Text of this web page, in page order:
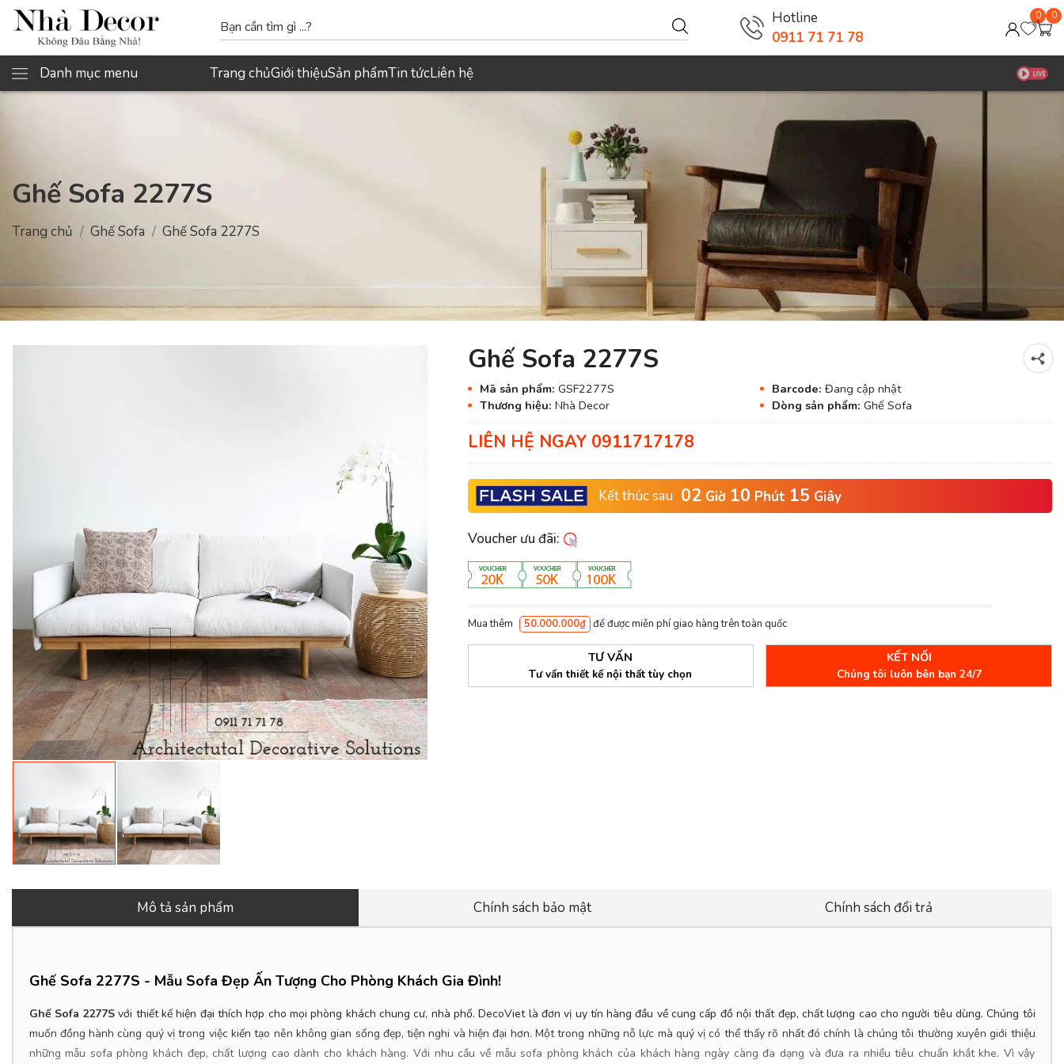
Hotline
0911 71 71 78
0 0
Danh mục menu Trang chủGiới thiệuSản phẩmTin tứcLiên hệ
Ghế Sofa 2277S
Trang chủ Ghế Sofa Ghế Sofa 2277S
Ghế Sofa 2277S
Mã sản phẩm: GSF2277S Barcode: Đang cập nhật
Thương hiệu: Nhà Decor Dòng sản phẩm: Ghế Sofa
LIÊN HỆ NGAY 0911717178
Kết thúc sau 02 Giờ 10 Phút 13 Giây
Voucher ưu đãi:
Mua thêm 50.000.000₫ để được miễn phí giao hàng trên toàn quốc
TƯ VẤN
Tư vấn thiết kế nội thất tùy chọn
KẾT NỐI
Chúng tôi luôn bên bạn 24/7
Mô tả sản phẩm Chính sách bảo mật Chính sách đổi trả
Ghế Sofa 2277S - Mẫu Sofa Đẹp Ấn Tượng Cho Phòng Khách Gia Đình!
Ghế Sofa 2277S với thiết kế hiện đại thích hợp cho mọi phòng khách chung cư, nhà phố. DecoViet là đơn vị uy tín hàng đầu về cung cấp đồ nội thất đẹp, chất lượng cao cho người tiêu dùng. Chúng tôi
muốn đồng hành cùng quý vị trong việc kiến tạo nên không gian sống đẹp, tiện nghi và hiện đại hơn. Một trong những nỗ lực mà quý vị có thể thấy rõ nhất đó chính là chúng tôi thường xuyên giới thiệu
những mẫu sofa phòng khách đẹp, chất lượng cao dành cho khách hàng. Với nhu cầu về mẫu sofa phòng khách của khách hàng ngày càng đa dạng và đưa ra nhiều tiêu chuẩn khắt khe. Vì vậy